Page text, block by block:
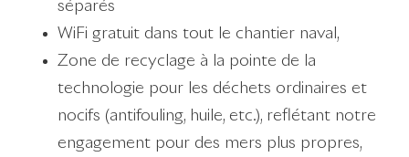
séparés
WiFi gratuit dans tout le chantier naval,
Zone de recyclage à la pointe de la
technologie pour les déchets ordinaires et
nocifs (antifouling, huile, etc.), reflétant notre
engagement pour des mers plus propres,